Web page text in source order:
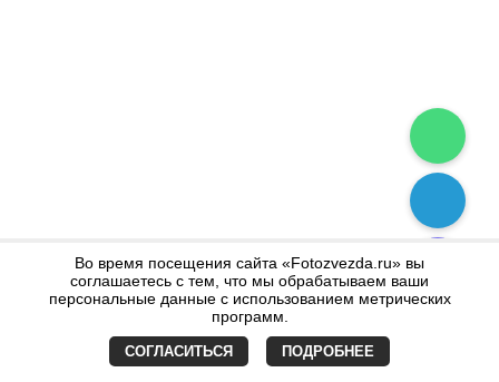
Во время посещения сайта «Fotozvezda.ru» вы
соглашаетесь с тем, что мы обрабатываем ваши
персональные данные с использованием метрических
программ.
СОГЛАСИТЬСЯ ПОДРОБНЕЕ